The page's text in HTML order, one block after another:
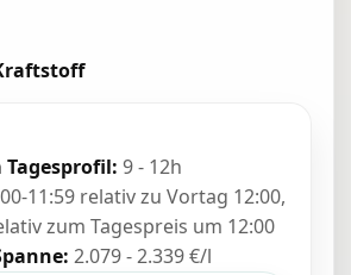
Tagesprofil: 9 - 12h
11:59 relativ zu Vortag 12:00,
zum Tagespreis um 12:00
2.079 - 2.339 €/l